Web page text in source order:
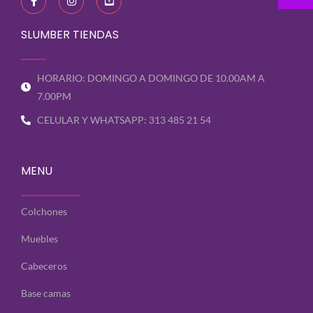
c
e
b
o
k
s
t
a
g
u
t
u
b
q
e
SLUMBER TIENDAS
HORARIO: DOMINGO A DOMINGO DE 10.00AM A
7.00PM
CELULAR Y WHATSAPP: 313 485 21 54
MENU
Colchones
Muebles
Cabeceros
Base camas